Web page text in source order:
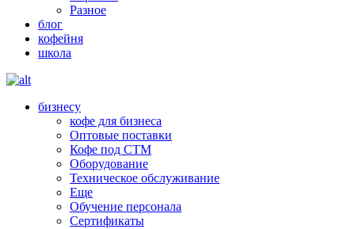
Разное
блог
кофейня
школа
бизнесу
кофе для бизнеса
Оптовые поставки
Кофе под СТМ
Оборудование
Техническое обслуживание
Еще
Обучение персонала
Сертификаты